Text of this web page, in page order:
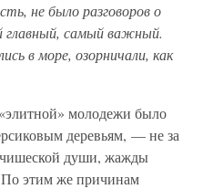
не было разговоров о
самый важный.
в море, озорничали, как
молодежи было
деревьям, — не за
души, жажды
По этим же причинам